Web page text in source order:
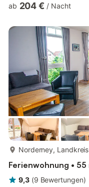
Wohnzimmer betreten
Häuschens liegen 2
(eines mit Doppel-und
einen direkten ...
ab 204 € / Nacht
Norderney,
Ferienwohnung • 55
9,3 (9 Bewertungen)